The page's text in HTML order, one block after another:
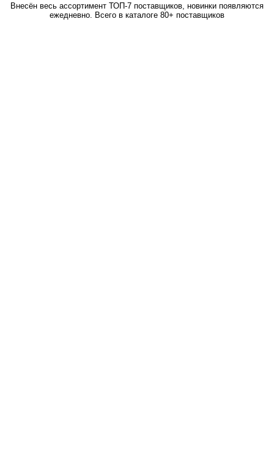
Внесён весь ассортимент ТОП-7 поставщиков, новинки появляются
ежедневно. Всего в каталоге 80+ поставщиков